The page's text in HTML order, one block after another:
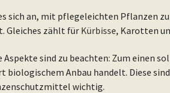
sich an, mit pflegeleichten Pflanzen
Gleiches zählt für Kürbisse, Karotten
Aspekte sind zu beachten: Zum einen
biologischem Anbau handelt. Diese
wichtig.